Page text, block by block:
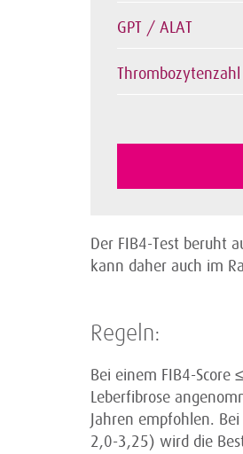
GPT / ALAT
Thrombozytenzahl
Der FIB4-Test beruht
kann daher auch im
Regeln:
Bei einem FIB4-
Leberfibrose
Jahren empfohlen.
2,0-3,25) wird die